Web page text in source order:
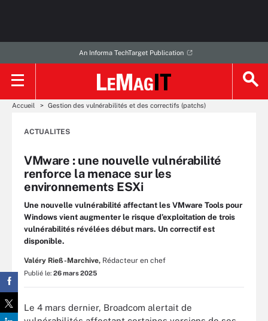
An Informa TechTarget Publication
Accueil Gestion des vulnérabilités et des correctifs (patchs)
ACTUALITES
VMware : une nouvelle vulnérabilité
renforce la menace sur les
environnements ESXi
Une nouvelle vulnérabilité affectant les VMware Tools pour
Windows vient augmenter le risque d’exploitation de trois
vulnérabilités révélées début mars. Un correctif est
disponible.
Valéry Rieß-Marchive, Rédacteur en chef
Publié le: 26 mars 2025
Le 4 mars dernier, Broadcom alertait de